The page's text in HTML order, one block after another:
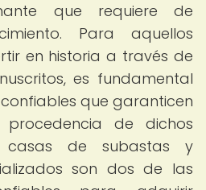
que requiere de
Para aquellos
en historia a través de
es fundamental
que garanticen
de dichos
casas de subastas y
son dos de las